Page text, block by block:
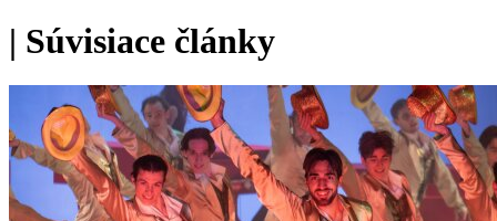
| Súvisiace články